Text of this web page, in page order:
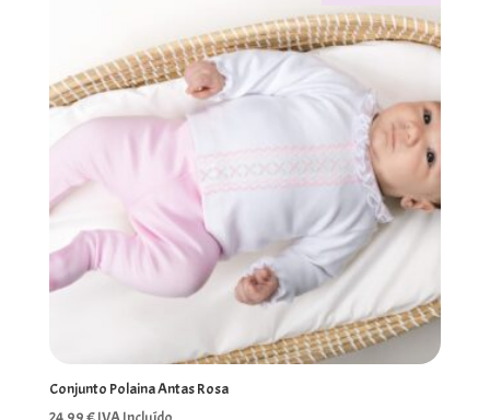
Conjunto Polaina Antas Rosa